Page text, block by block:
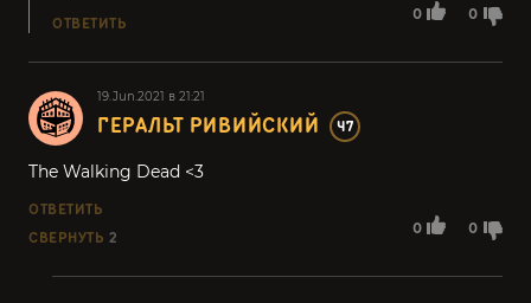
0 0
ОТВЕТИТЬ
19.Jun.2021 в 21:21
ГЕРАЛЬТ РИВИЙСКИЙ 47
0 0
The Walking Dead <3
ОТВЕТИТЬ
СВЕРНУТЬ 2